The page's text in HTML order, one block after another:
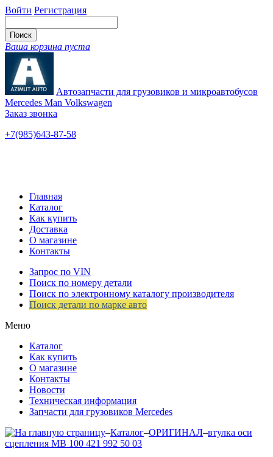
Войти Регистрация
Ваша корзина пуста
Автозапчасти для грузовиков и микроавтобусов
Mercedes Man Volkswagen
Заказ звонка
+7(985)643-87-58
Главная
Каталог
Как купить
Доставка
О магазине
Контакты
Запрос по VIN
Поиск по номеру детали
Поиск по электронному каталогу производителя
Поиск детали по марке авто
Меню
Каталог
Как купить
О магазине
Контакты
Новости
Техническая информация
Запчасти для грузовиков Mercedes
–Каталог–ОРИГИНАЛ–втулка оси
сцепления МВ 100 421 992 50 03